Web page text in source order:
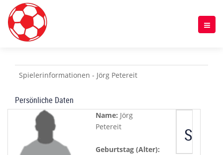
Spielerinformationen - Jörg Petereit
Persönliche Daten
Name: Jörg
Petereit
Geburtstag (Alter):